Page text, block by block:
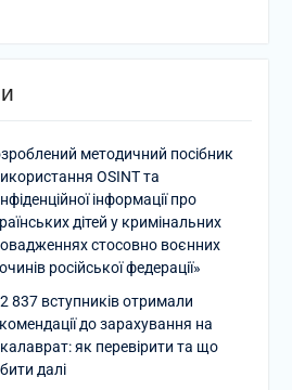
методичний посібник
OSINT та
інформації про
дітей у кримінальних
стосовно воєнних
російської федерації»
837 вступників отримали
до зарахування на
як перевірити та що
далі